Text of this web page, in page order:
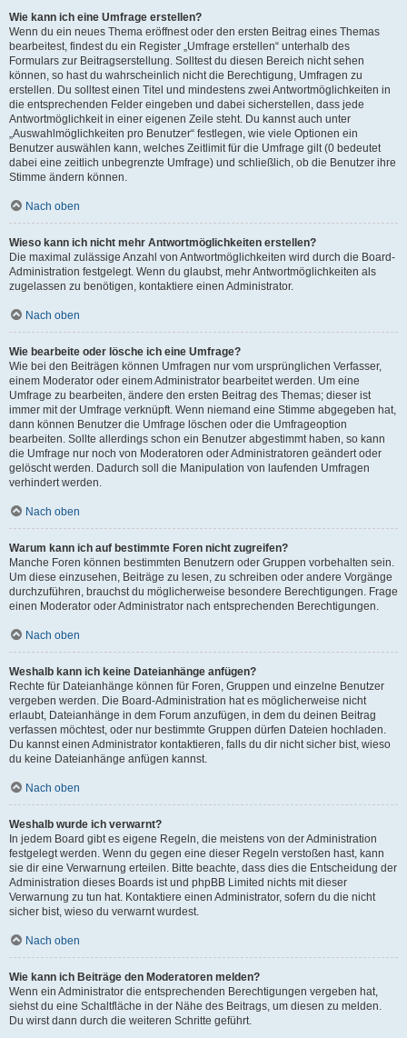
Wie kann ich eine Umfrage erstellen?
Wenn du ein neues Thema eröffnest oder den ersten Beitrag eines Themas
bearbeitest, findest du ein Register „Umfrage erstellen“ unterhalb des
Formulars zur Beitragserstellung. Solltest du diesen Bereich nicht sehen
können, so hast du wahrscheinlich nicht die Berechtigung, Umfragen zu
erstellen. Du solltest einen Titel und mindestens zwei Antwortmöglichkeiten in
die entsprechenden Felder eingeben und dabei sicherstellen, dass jede
Antwortmöglichkeit in einer eigenen Zeile steht. Du kannst auch unter
„Auswahlmöglichkeiten pro Benutzer“ festlegen, wie viele Optionen ein
Benutzer auswählen kann, welches Zeitlimit für die Umfrage gilt (0 bedeutet
dabei eine zeitlich unbegrenzte Umfrage) und schließlich, ob die Benutzer ihre
Stimme ändern können.
Nach oben
Wieso kann ich nicht mehr Antwortmöglichkeiten erstellen?
Die maximal zulässige Anzahl von Antwortmöglichkeiten wird durch die Board-
Administration festgelegt. Wenn du glaubst, mehr Antwortmöglichkeiten als
zugelassen zu benötigen, kontaktiere einen Administrator.
Nach oben
Wie bearbeite oder lösche ich eine Umfrage?
Wie bei den Beiträgen können Umfragen nur vom ursprünglichen Verfasser,
einem Moderator oder einem Administrator bearbeitet werden. Um eine
Umfrage zu bearbeiten, ändere den ersten Beitrag des Themas; dieser ist
immer mit der Umfrage verknüpft. Wenn niemand eine Stimme abgegeben hat,
dann können Benutzer die Umfrage löschen oder die Umfrageoption
bearbeiten. Sollte allerdings schon ein Benutzer abgestimmt haben, so kann
die Umfrage nur noch von Moderatoren oder Administratoren geändert oder
gelöscht werden. Dadurch soll die Manipulation von laufenden Umfragen
verhindert werden.
Nach oben
Warum kann ich auf bestimmte Foren nicht zugreifen?
Manche Foren können bestimmten Benutzern oder Gruppen vorbehalten sein.
Um diese einzusehen, Beiträge zu lesen, zu schreiben oder andere Vorgänge
durchzuführen, brauchst du möglicherweise besondere Berechtigungen. Frage
einen Moderator oder Administrator nach entsprechenden Berechtigungen.
Nach oben
Weshalb kann ich keine Dateianhänge anfügen?
Rechte für Dateianhänge können für Foren, Gruppen und einzelne Benutzer
vergeben werden. Die Board-Administration hat es möglicherweise nicht
erlaubt, Dateianhänge in dem Forum anzufügen, in dem du deinen Beitrag
verfassen möchtest, oder nur bestimmte Gruppen dürfen Dateien hochladen.
Du kannst einen Administrator kontaktieren, falls du dir nicht sicher bist, wieso
du keine Dateianhänge anfügen kannst.
Nach oben
Weshalb wurde ich verwarnt?
In jedem Board gibt es eigene Regeln, die meistens von der Administration
festgelegt werden. Wenn du gegen eine dieser Regeln verstoßen hast, kann
sie dir eine Verwarnung erteilen. Bitte beachte, dass dies die Entscheidung der
Administration dieses Boards ist und phpBB Limited nichts mit dieser
Verwarnung zu tun hat. Kontaktiere einen Administrator, sofern du die nicht
sicher bist, wieso du verwarnt wurdest.
Nach oben
Wie kann ich Beiträge den Moderatoren melden?
Wenn ein Administrator die entsprechenden Berechtigungen vergeben hat,
siehst du eine Schaltfläche in der Nähe des Beitrags, um diesen zu melden.
Du wirst dann durch die weiteren Schritte geführt.